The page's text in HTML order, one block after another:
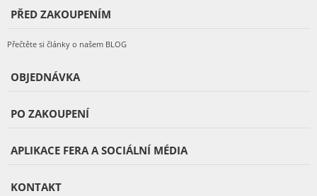
PŘED ZAKOUPENÍM
Přečtěte si články o našem BLOG
OBJEDNÁVKA
PO ZAKOUPENÍ
APLIKACE FERA A SOCIÁLNÍ MÉDIA
KONTAKT